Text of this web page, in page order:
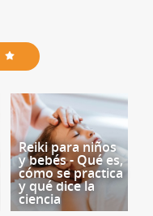
Reiki para niños
y bebés - Qué es,
cómo se practica
y qué dice la
ciencia